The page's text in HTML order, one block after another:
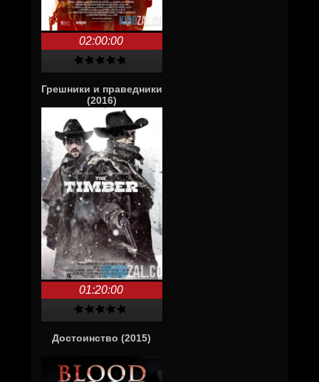
02:00:00
Грешники и праведники
(2016)
01:20:00
Достоинство (2015)